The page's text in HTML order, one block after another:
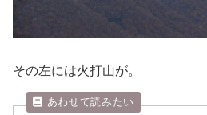
その左には火打山が。